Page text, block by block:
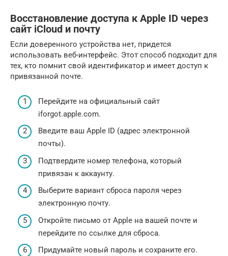
Восстановление доступа к Apple ID через
сайт iCloud и почту
Если доверенного устройства нет, придется
использовать веб-интерфейс. Этот способ подходит для
тех, кто помнит свой идентификатор и имеет доступ к
привязанной почте.
Перейдите на официальный сайт
iforgot.apple.com.
Введите ваш Apple ID (адрес электронной
почты).
Подтвердите номер телефона, который
привязан к аккаунту.
Выберите вариант сброса пароля через
электронную почту.
Откройте письмо от Apple на вашей почте и
перейдите по ссылке для сброса.
Придумайте новый пароль и сохраните его.